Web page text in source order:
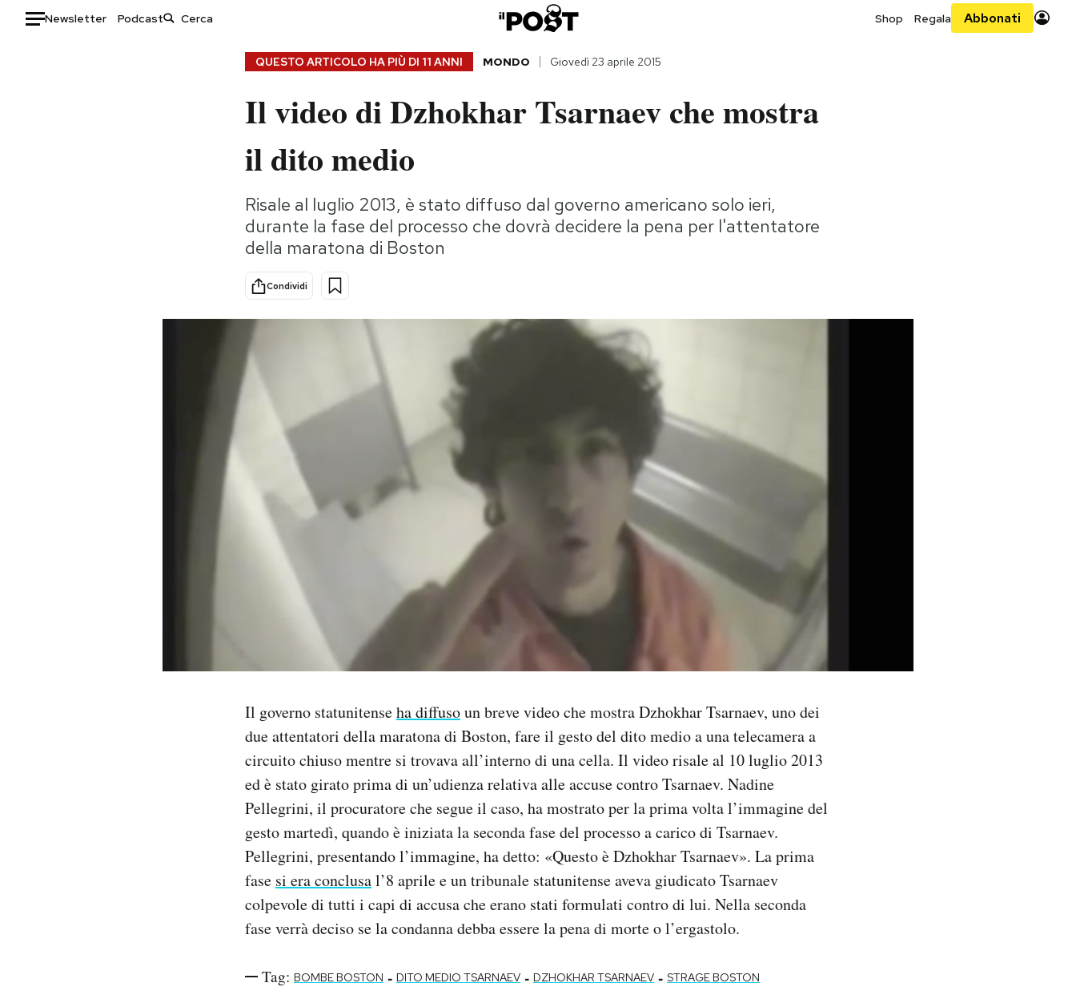
Newsletter Podcast Shop Regala Abbonati
Storie/Idee
Ok Boomer!
Altrecose
Mondiali calcio 2026
QUESTO ARTICOLO HA PIÙ DI 11 ANNI MONDO Giovedì 23 aprile 2015
Il video di Dzhokhar Tsarnaev che mostra
il dito medio
Risale al luglio 2013, è stato diffuso dal governo americano solo ieri,
durante la fase del processo che dovrà decidere la pena per l'attentatore
della maratona di Boston
Condividi
Il governo statunitenseha diffusoun breve video che mostra Dzhokhar Tsarnaev, uno dei
due attentatori della maratona di Boston, fare il gesto del dito medio a una telecamera a
circuito chiuso mentre si trovava all’interno di una cella. Il video risale al 10 luglio 2013
ed è stato girato prima di un’udienza relativa alle accuse contro Tsarnaev. Nadine
Pellegrini, il procuratore che segue il caso, ha mostrato per la prima volta l’immagine del
gesto martedì, quando è iniziata la seconda fase del processo a carico di Tsarnaev.
Pellegrini, presentando l’immagine, ha detto: «Questo è Dzhokhar Tsarnaev». La prima
fase si era conclusal’8 aprile e un tribunale statunitense aveva giudicato Tsarnaev
colpevole di tutti i capi di accusa che erano stati formulati contro di lui. Nella seconda
fase verrà deciso se la condanna debba essere la pena di morte o l’ergastolo.
Tag: BOMBE BOSTON - DITO MEDIO TSARNAEV - DZHOKHAR TSARNAEV - STRAGE BOSTON